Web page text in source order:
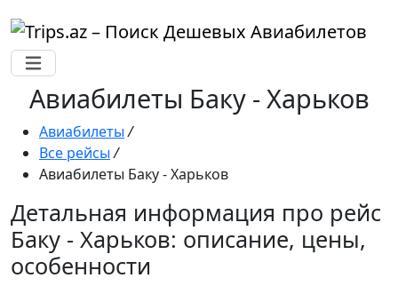
Авиабилеты Баку - Харьков
Авиабилеты /
Все рейсы /
Авиабилеты Баку - Харьков
Детальная информация про рейс
Баку - Харьков: описание, цены,
особенности